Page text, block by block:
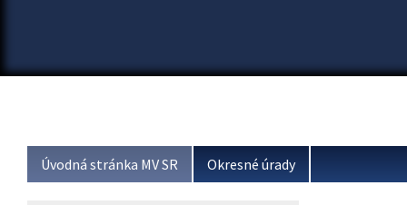
Úvodná stránka MV SR Okresné úrady